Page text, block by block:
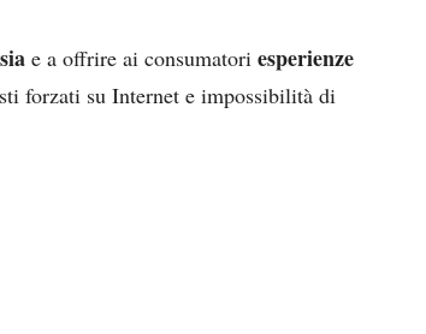
e a offrire ai consumatori esperienze
forzati su Internet e impossibilità di